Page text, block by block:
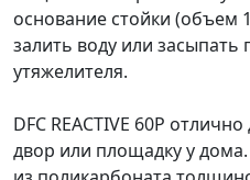
основание стойки (объем
залить воду или засыпать
утяжелителя.
DFC REACTIVE 60P
двор или площадку у